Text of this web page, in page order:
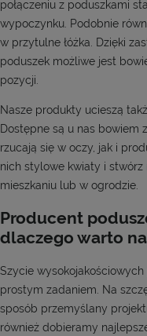
połączeniu z poduszkami
wypoczynku. Podobnie
w przytulne łóżka. Dzięki
poduszek możliwe jest
pozycji.
Nasze produkty ucieszą
Dostępne są u nas bowiem
rzucają się w oczy, jak i
nich stylowe kwiaty i
mieszkaniu lub w ogrodzie.
Producent
dlaczego warto
Szycie
prostym zadaniem. Na
sposób przemyślany
również dobieramy